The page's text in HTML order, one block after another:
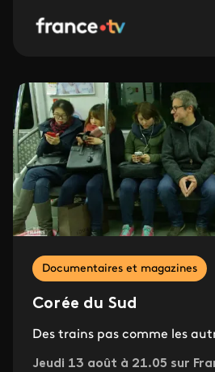
Documentaires et magazines
Corée du Sud
Des trains pas comme les
Jeudi 13 août à 21.05 sur